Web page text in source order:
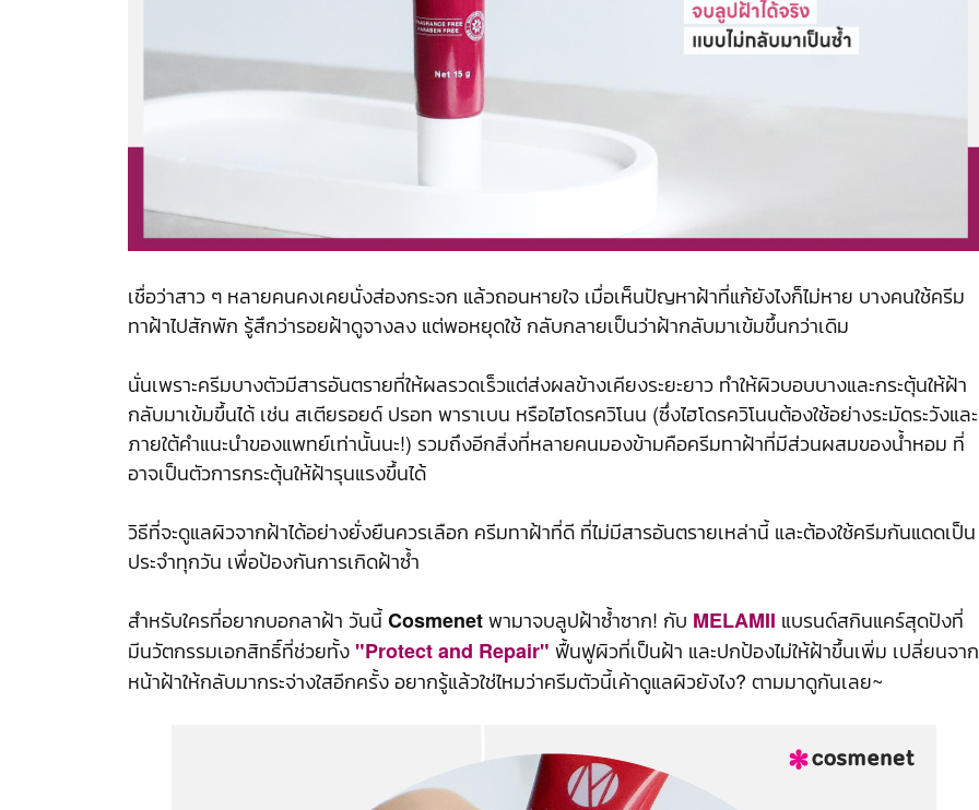
เชื่อว่าสาว ๆ หลายคนคงเคยนั่งส่องกระจก แล้วถอนหายใจ เมื่อเห็นปัญหาฝ้าที่แก้ยังไงก็ไม่หาย บางคนใช้ครีม
ทาฝ้าไปสักพัก รู้สึกว่ารอยฝ้าดูจางลง แต่พอหยุดใช้ กลับกลายเป็นว่าฝ้ากลับมาเข้มขึ้นกว่าเดิม
นั่นเพราะครีมบางตัวมีสารอันตรายที่ให้ผลรวดเร็วแต่ส่งผลข้างเคียงระยะยาว ทำให้ผิวบอบบางและกระตุ้นให้ฝ้า
กลับมาเข้มขึ้นได้ เช่น สเตียรอยด์ ปรอท พาราเบน หรือไฮโดรควิโนน (ซึ่งไฮโดรควิโนนต้องใช้อย่างระมัดระวังและ
ภายใต้คำแนะนำของแพทย์เท่านั้นนะ!) รวมถึงอีกสิ่งที่หลายคนมองข้ามคือครีมทาฝ้าที่มีส่วนผสมของน้ำหอม ที่
อาจเป็นตัวการกระตุ้นให้ฝ้ารุนแรงขึ้นได้
วิธีที่จะดูแลผิวจากฝ้าได้อย่างยั่งยืนควรเลือก ครีมทาฝ้าที่ดี ที่ไม่มีสารอันตรายเหล่านี้ และต้องใช้ครีมกันแดดเป็น
ประจำทุกวัน เพื่อป้องกันการเกิดฝ้าซ้ำ
สำหรับใครที่อยากบอกลาฝ้า วันนี้Cosmenetพามาจบลูปฝ้าซ้ำซาก! กับ MELAMII แบรนด์สกินแคร์สุดปังที่
มีนวัตกรรมเอกสิทธิ์ที่ช่วยทั้ง"Protect and Repair" ฟื้นฟูผิวที่เป็นฝ้า และปกป้องไม่ให้ฝ้าขึ้นเพิ่ม เปลี่ยนจาก
หน้าฝ้าให้กลับมากระจ่างใสอีกครั้ง อยากรู้แล้วใช่ไหมว่าครีมตัวนี้เค้าดูแลผิวยังไง? ตามมาดูกันเลย~